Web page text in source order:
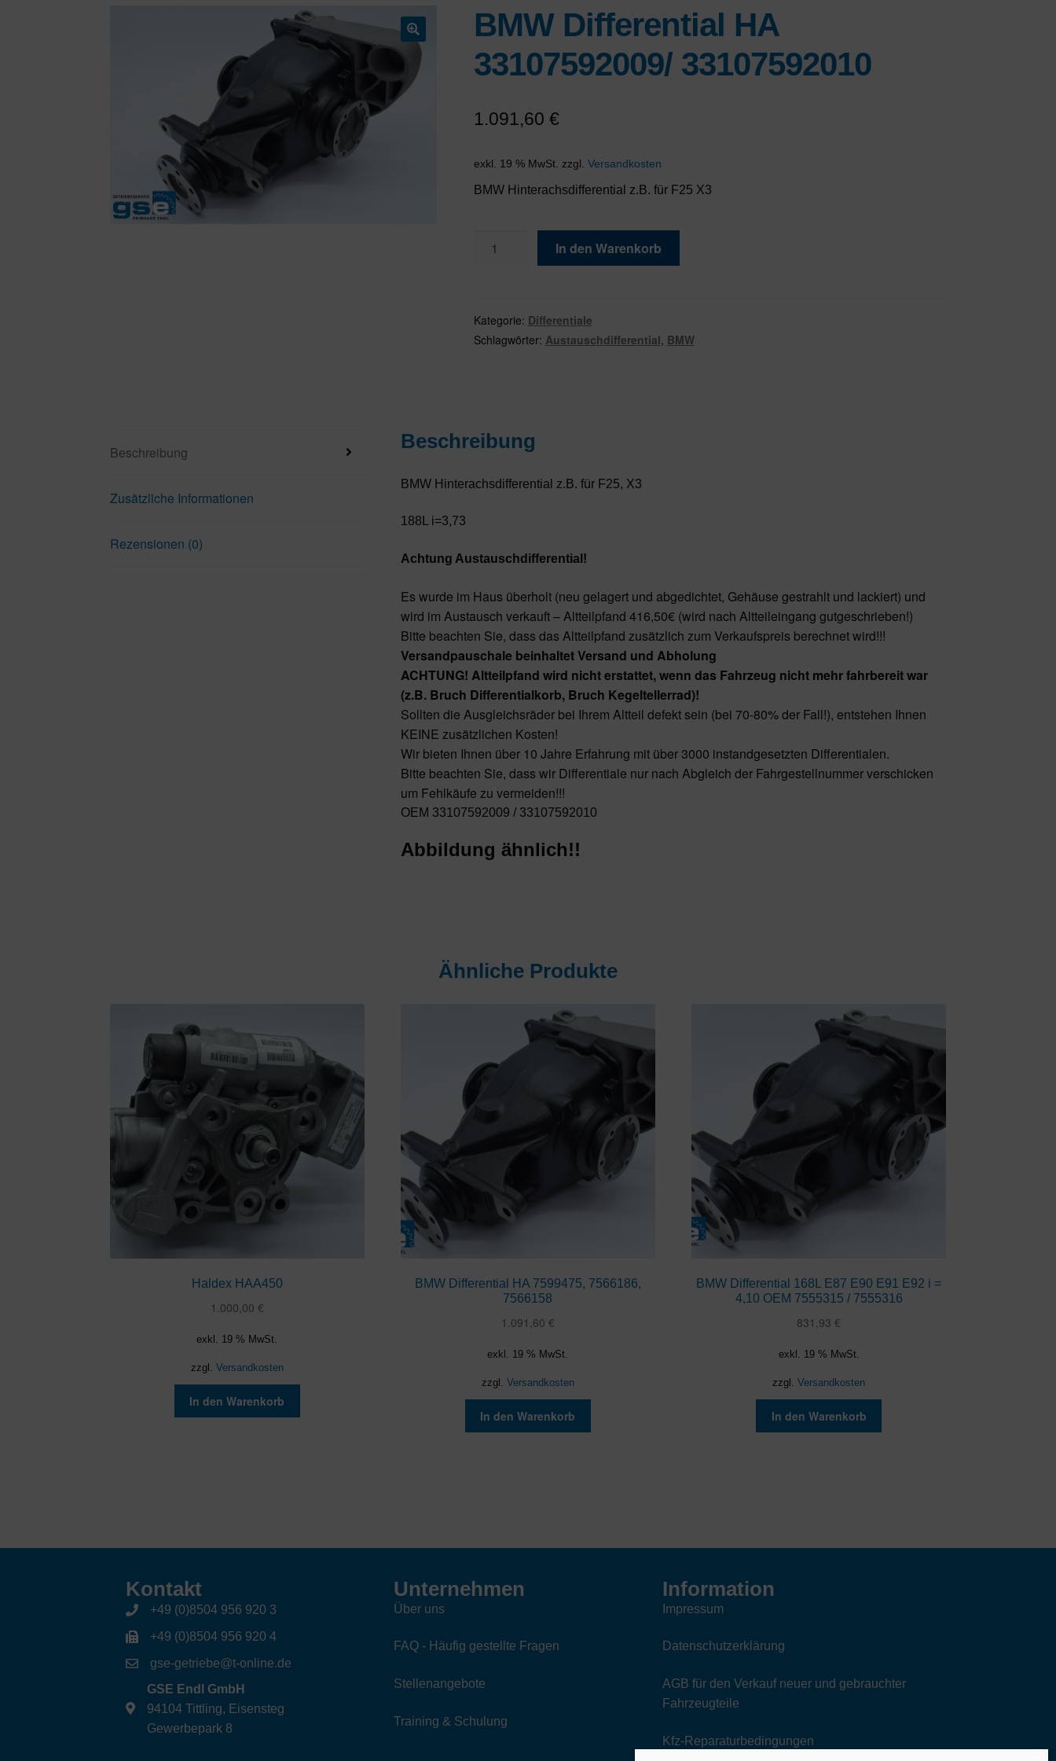
BMW Differential HA
33107592009/ 33107592010
1.091,60 €
exkl. 19 % MwSt. zzgl. Versandkosten
BMW Hinterachsdifferential z.B. für F25 X3
Differential
33107592010
Menge
In den Warenkorb
Kategorie: Differentiale
Schlagwörter: Austauschdifferential, BMW
Beschreibung
Zusätzliche Informationen
Rezensionen (0)
Beschreibung
BMW Hinterachsdifferential z.B. für F25, X3
188L i=3,73
Achtung Austauschdifferential!
Es wurde im Haus überholt (neu gelagert und abgedichtet, Gehäuse gestrahlt und lackiert) und
wird im Austausch verkauft – Altteilpfand 416,50€ (wird nach Altteileingang gutgeschrieben!)
Bitte beachten Sie, dass das Altteilpfand zusätzlich zum Verkaufspreis berechnet wird!!!
Versandpauschale beinhaltet Versand und Abholung
ACHTUNG! Altteilpfand wird nicht erstattet, wenn das Fahrzeug nicht mehr fahrbereit war
(z.B. Bruch Differentialkorb, Bruch Kegeltellerrad)!
Sollten die Ausgleichsräder bei Ihrem Altteil defekt sein (bei 70-80% der Fall!), entstehen Ihnen
KEINE zusätzlichen Kosten!
Wir bieten Ihnen über 10 Jahre Erfahrung mit über 3000 instandgesetzten Differentialen.
Bitte beachten Sie, dass wir Differentiale nur nach Abgleich der Fahrgestellnummer verschicken
um Fehlkäufe zu vermeiden!!!
OEM 33107592009 / 33107592010
Abbildung ähnlich!!
Ähnliche Produkte
Haldex HAA450
1.000,00 €
exkl. 19 % MwSt.
zzgl. Versandkosten
In den Warenkorb
BMW Differential HA 7599475, 7566186,
7566158
1.091,60 €
exkl. 19 % MwSt.
zzgl. Versandkosten
In den Warenkorb
BMW Differential 168L E87 E90 E91 E92 i =
4,10 OEM 7555315 / 7555316
831,93€
exkl. 19 % MwSt.
zzgl.Versandkosten
In den Warenkorb
Kontakt
+49 (0)8504 956 920 3
+49 (0)8504 956 920 4
gse-getriebe@t-online.de
GSE Endl GmbH
94104 Tittling, Eisensteg
Gewerbepark 8
Unternehmen
Über uns
FAQ - Häufig gestellte Fragen
Stellenangebote
Training & Schulung
Information
Impressum
Datenschutzerklärung
AGB für den Verkauf neuer und gebrauchter
Fahrzeugteile
Kfz-Reparaturbedingungen